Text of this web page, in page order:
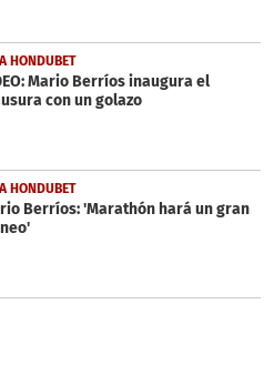
HONDUBET
Mario Berríos inaugura el
con un golazo
HONDUBET
Berríos: 'Marathón hará un gran